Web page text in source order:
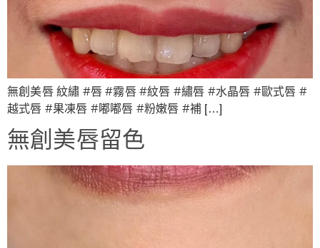
無創美唇 紋繡 #唇 #霧唇 #紋唇 #繡唇 #水晶唇 #歐式唇 #
越式唇 #果凍唇 #嘟嘟唇 #粉嫩唇 #補 […]
無創美唇留色